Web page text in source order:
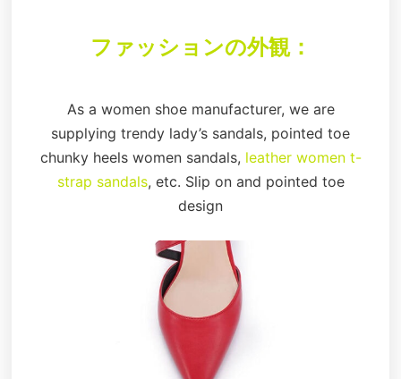
ファッションの外観：
As a women shoe manufacturer, we are
supplying trendy lady’s sandals, pointed toe
chunky heels women sandals, leather women t-
strap sandals, etc. Slip on and pointed toe
design